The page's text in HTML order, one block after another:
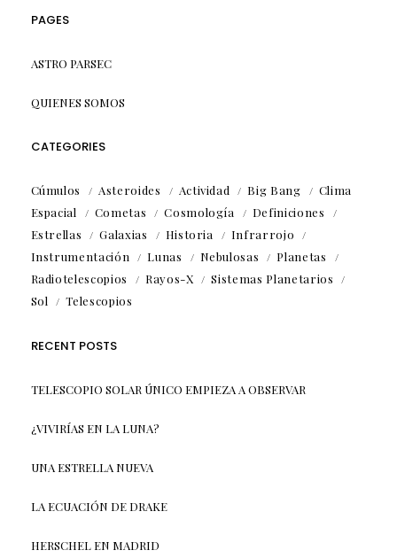
PAGES
ASTRO PARSEC
QUIENES SOMOS
CATEGORIES
Cúmulos Asteroides Actividad Big Bang
Clima
Espacial
Cometas Cosmología
Definiciones
Estrellas
Galaxias Historia
Infrarrojo
Instrumentación
Lunas Nebulosas
Planetas
Radiotelescopios
Rayos-X
Sistemas Planetarios
Sol
Telescopios
RECENT POSTS
TELESCOPIO SOLAR ÚNICO EMPIEZA A OBSERVAR
¿VIVIRÍAS EN LA LUNA?
UNA ESTRELLA NUEVA
LA ECUACIÓN DE DRAKE
HERSCHEL EN MADRID